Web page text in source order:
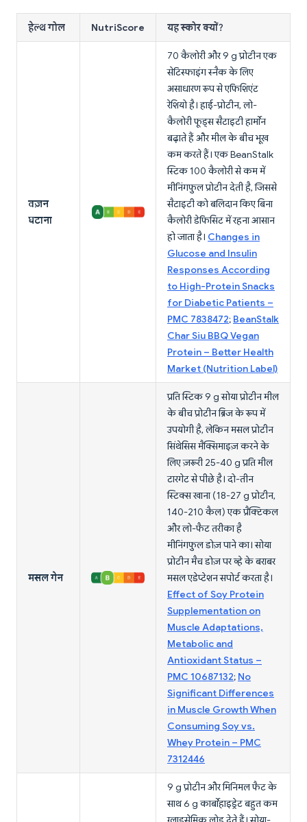
हेल्थ गोल NutriScore यह स्कोर क्यों?
वज़न
घटाना
70 कैलोरी और 9 g प्रोटीन एक
सेटिस्फाइंग स्नैक के लिए
असाधारण रूप से एफिशिएंट
रेशियो है। हाई-प्रोटीन, लो-
कैलोरी फूड्स सैटाइटी हार्मोन
बढ़ाते हैं और मील के बीच भूख
कम करते हैं। एक BeanStalk
स्टिक 100 कैलोरी से कम में
मीनिंगफुल प्रोटीन देती है, जिससे
सैटाइटी को बलिदान किए बिना
कैलोरी डेफिसिट में रहना आसान
हो जाता है। Changes in
Glucose and Insulin
Responses According
to High-Protein Snacks
for Diabetic Patients –
PMC 7838472; BeanStalk
Char Siu BBQ Vegan
Protein – Better Health
Market (Nutrition Label)
मसल गेन
प्रति स्टिक 9 g सोया प्रोटीन मील
के बीच प्रोटीन ब्रिज के रूप में
उपयोगी है, लेकिन मसल प्रोटीन
सिंथेसिस मैक्सिमाइज़ करने के
लिए ज़रूरी 25-40 g प्रति मील
टारगेट से पीछे है। दो-तीन
स्टिक्स खाना (18-27 g प्रोटीन,
140-210 कैल) एक प्रैक्टिकल
और लो-फैट तरीका है
मीनिंगफुल डोज़ पाने का। सोया
प्रोटीन मैच डोज़ पर व्हे के बराबर
मसल एडेप्टेशन सपोर्ट करता है।
Effect of Soy Protein
Supplementation on
Muscle Adaptations,
Metabolic and
Antioxidant Status –
PMC 10687132; No
Significant Differences
in Muscle Growth When
Consuming Soy vs.
Whey Protein – PMC
7312446
9 g प्रोटीन और मिनिमल फैट के
साथ 6 g कार्बोहाइड्रेट बहुत कम